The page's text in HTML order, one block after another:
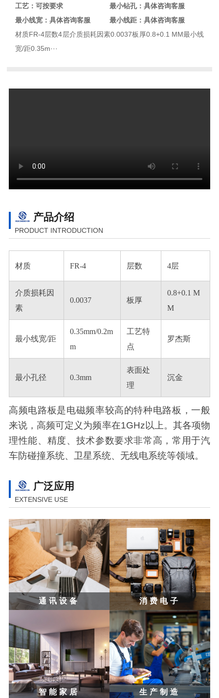
工艺：可按要求
最小钻孔：具体咨询客服
最小线宽：具体咨询客服
最小线距：具体咨询客服
材质FR-4层数4层介质损耗因素0.0037板厚0.8+0.1 MM最小线
宽/距0.35m···
产品介绍
PRODUCT INTRODUCTION
材质 FR-4 层数 4层
介质损耗因
素
0.0037 板厚
0.8+0.1 M
M
最小线宽/距
0.35mm/0.2m
m
工艺特
点
罗杰斯
最小孔径 0.3mm
表面处
理
沉金
高频电路板是电磁频率较高的特种电路板，一般
来说，高频可定义为频率在1GHz以上。其各项物
理性能、精度、技术参数要求非常高，常用于汽
车防碰撞系统、卫星系统、无线电系统等领域。
广泛应用
EXTENSIVE USE
通讯设备 消费电子
智能家居 生产制造